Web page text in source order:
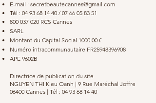
E-mail : secretbeautecannes@gmail.com
Tél : 04 93 68 14 40 /07 66 05 83 51
800 037 020 RCS Cannes
SARL
Montant du Capital Social 1000.00 €
Numéro intracommunautaire FR25948396908
APE 9602B​
Directrice de publication du site
NGUYEN THI Kieu Oanh | 9 Rue Maréchal Joffre
06400 Cannes | Tél : 04 93 68 14 40